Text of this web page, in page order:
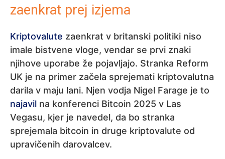
zaenkrat prej izjema
Kriptovalute zaenkrat v britanski politiki niso
imale bistvene vloge, vendar se prvi znaki
njihove uporabe že pojavljajo. Stranka Reform
UK je na primer začela sprejemati kriptovalutna
darila v maju lani. Njen vodja Nigel Farage je to
najavil na konferenci Bitcoin 2025 v Las
Vegasu, kjer je navedel, da bo stranka
sprejemala bitcoin in druge kriptovalute od
upravičenih darovalcev.